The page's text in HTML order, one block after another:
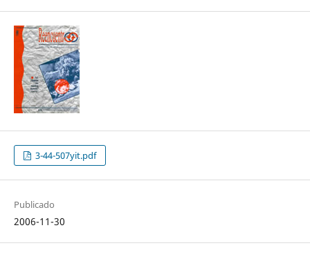
3-44-507yit.pdf
Publicado
2006-11-30